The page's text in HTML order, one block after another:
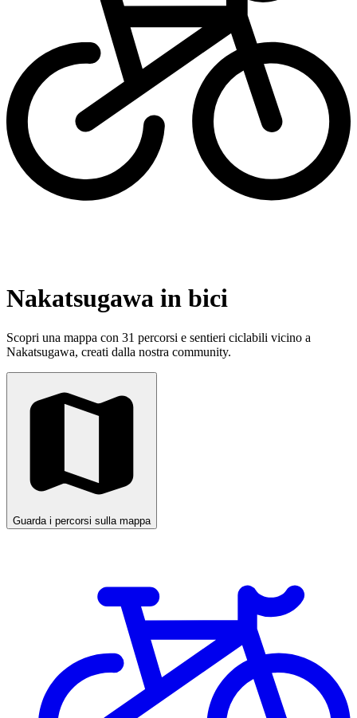
Nakatsugawa in bici
Scopri una mappa con 31 percorsi e sentieri ciclabili vicino a
Nakatsugawa, creati dalla nostra community.
Guarda i percorsi sulla mappa